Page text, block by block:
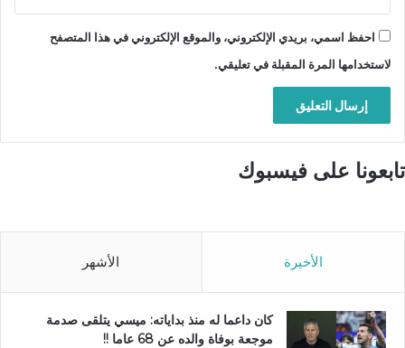
احفظ اسمي، بريدي الإلكتروني، والموقع الإلكتروني في هذا المتصفح
لاستخدامها المرة المقبلة في تعليقي.
تابعونا على فيسبوك
الأخيرة الأشهر
كان داعما له منذ بداياته: ميسي يتلقى صدمة
موجعة بوفاة والده عن 68 عاما !!